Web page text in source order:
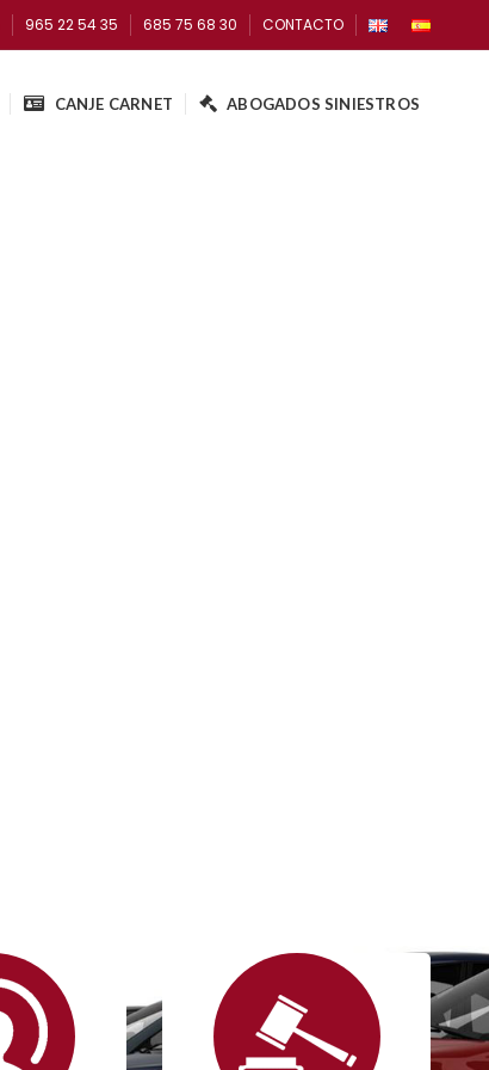
965 22 54 35 685 75 68 30 CONTACTO
CANJE CARNET ABOGADOS SINIESTROS